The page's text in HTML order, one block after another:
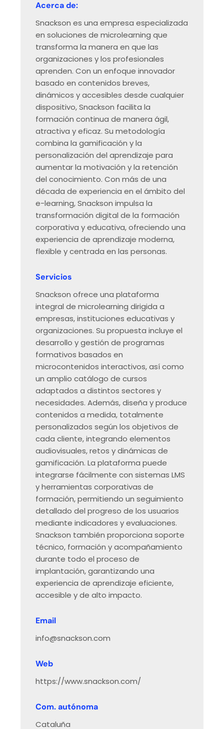
Acerca de:
Snackson es una empresa especializada
en soluciones de microlearning que
transforma la manera en que las
organizaciones y los profesionales
aprenden. Con un enfoque innovador
basado en contenidos breves,
dinámicos y accesibles desde cualquier
dispositivo, Snackson facilita la
formación continua de manera ágil,
atractiva y eficaz. Su metodología
combina la gamificación y la
personalización del aprendizaje para
aumentar la motivación y la retención
del conocimiento. Con más de una
década de experiencia en el ámbito del
e-learning, Snackson impulsa la
transformación digital de la formación
corporativa y educativa, ofreciendo una
experiencia de aprendizaje moderna,
flexible y centrada en las personas.
Servicios
Snackson ofrece una plataforma
integral de microlearning dirigida a
empresas, instituciones educativas y
organizaciones. Su propuesta incluye el
desarrollo y gestión de programas
formativos basados en
microcontenidos interactivos, así como
un amplio catálogo de cursos
adaptados a distintos sectores y
necesidades. Además, diseña y produce
contenidos a medida, totalmente
personalizados según los objetivos de
cada cliente, integrando elementos
audiovisuales, retos y dinámicas de
gamificación. La plataforma puede
integrarse fácilmente con sistemas LMS
y herramientas corporativas de
formación, permitiendo un seguimiento
detallado del progreso de los usuarios
mediante indicadores y evaluaciones.
Snackson también proporciona soporte
técnico, formación y acompañamiento
durante todo el proceso de
implantación, garantizando una
experiencia de aprendizaje eficiente,
accesible y de alto impacto.
Email
info@snackson.com
Web
https://www.snackson.com/
Com. autónoma
Cataluña